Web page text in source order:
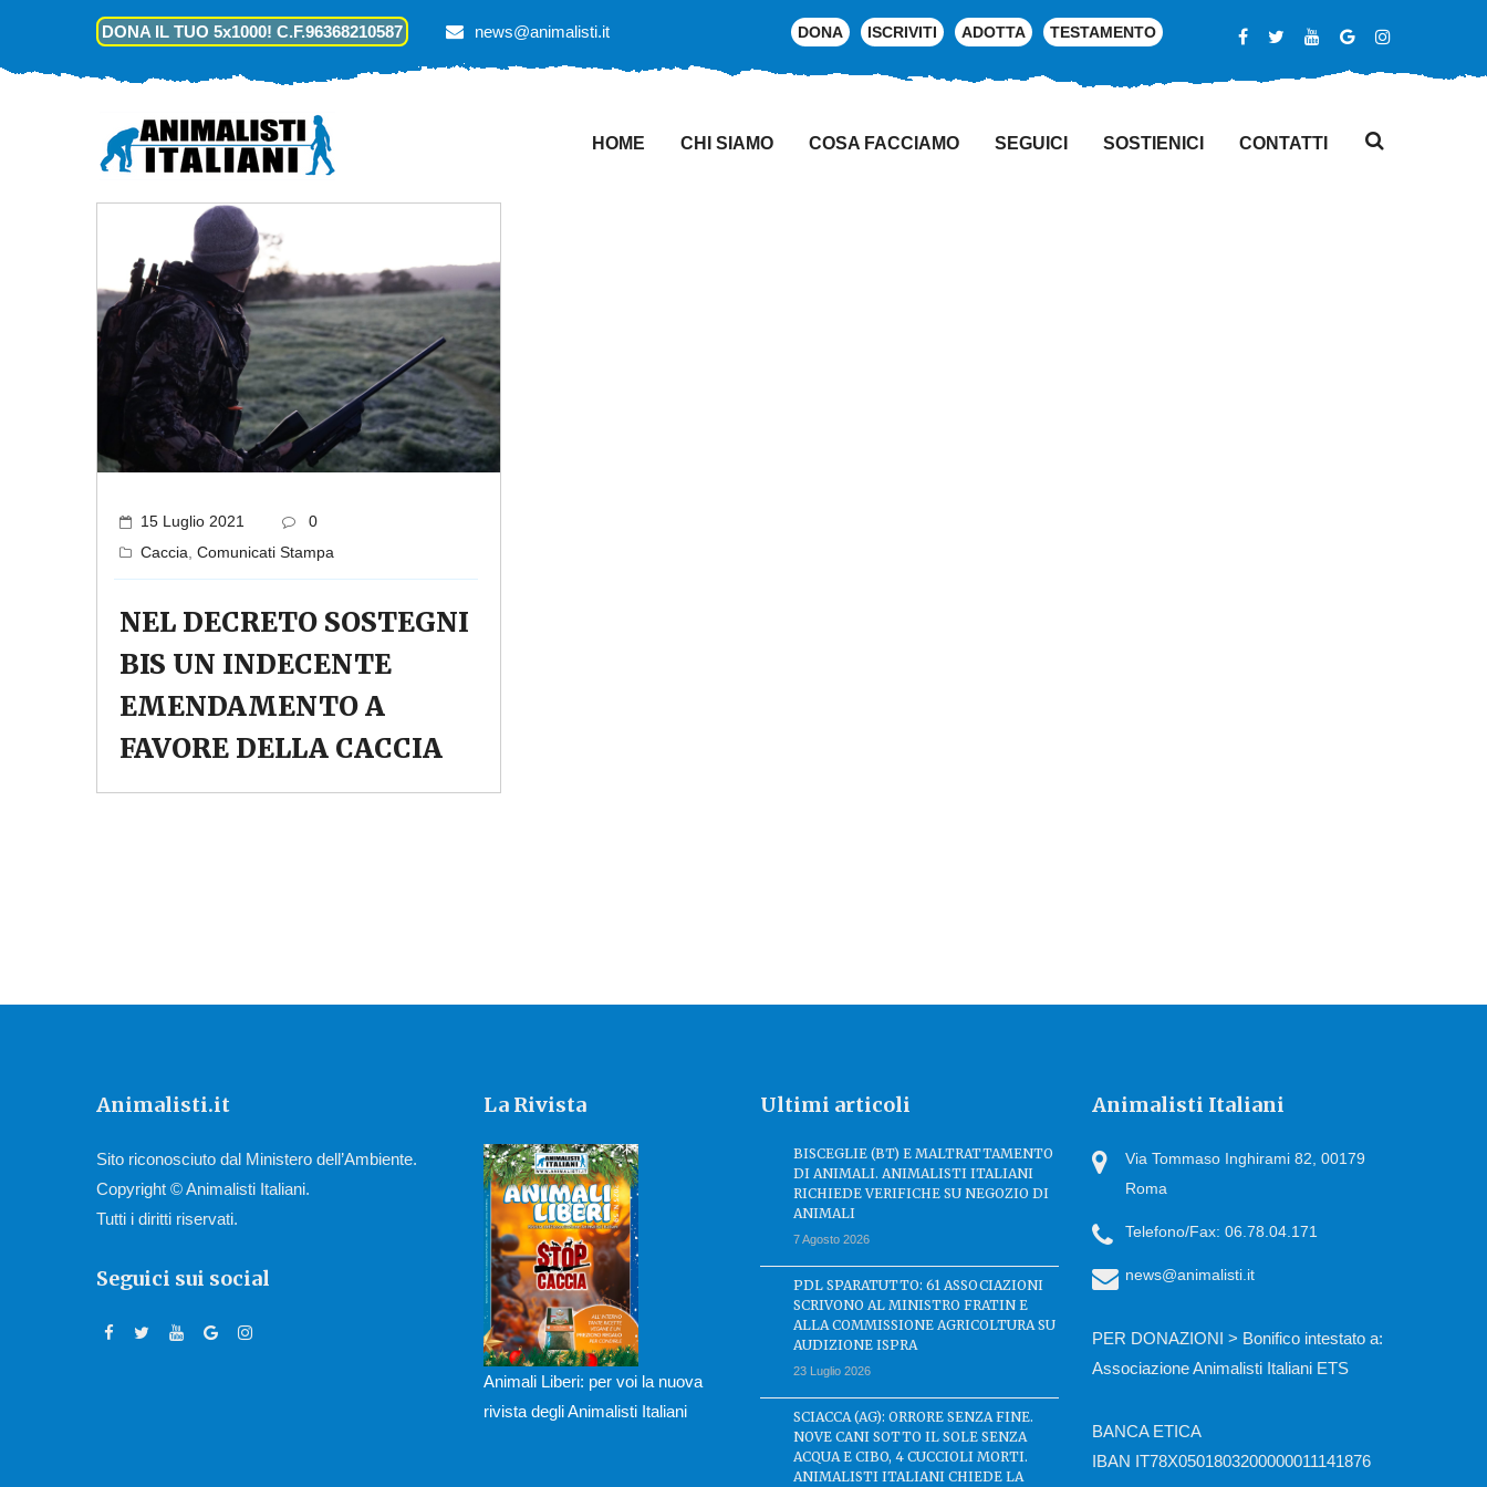
DONA IL TUO 5x1000! C.F.96368210587 news@animalisti.it DONA ISCRIVITI ADOTTA TESTAMENTO
HOME CHI SIAMO COSA FACCIAMO SEGUICI SOSTIENICI CONTATTI
15 Luglio 2021
0
Caccia Comunicati Stampa
NEL DECRETO SOSTEGNI
BIS UN INDECENTE
EMENDAMENTO A
FAVORE DELLA CACCIA
Animalisti.it
Sito riconosciuto dal Ministero dell’Ambiente.
Copyright © Animalisti Italiani.
Tutti i diritti riservati.
Seguici sui social
La Rivista
Animali Liberi: per voi la nuova
rivista degli Animalisti Italiani
Ultimi articoli
BISCEGLIE (BT) E MALTRATTAMENTO
DI ANIMALI. ANIMALISTI ITALIANI
RICHIEDE VERIFICHE SU NEGOZIO DI
ANIMALI
7 Agosto 2026
PDL SPARATUTTO: 61 ASSOCIAZIONI
SCRIVONO AL MINISTRO FRATIN E
ALLA COMMISSIONE AGRICOLTURA SU
AUDIZIONE ISPRA
23 Luglio 2026
SCIACCA (AG): ORRORE SENZA FINE.
NOVE CANI SOTTO IL SOLE SENZA
ACQUA E CIBO, 4 CUCCIOLI MORTI.
ANIMALISTI ITALIANI CHIEDE LA
Animalisti Italiani
Via Tommaso Inghirami 82, 00179
Roma
Telefono/Fax: 06.78.04.171
news@animalisti.it
PER DONAZIONI > Bonifico intestato a:
Associazione Animalisti Italiani ETS
BANCA ETICA
IBAN IT78X0501803200000011141876